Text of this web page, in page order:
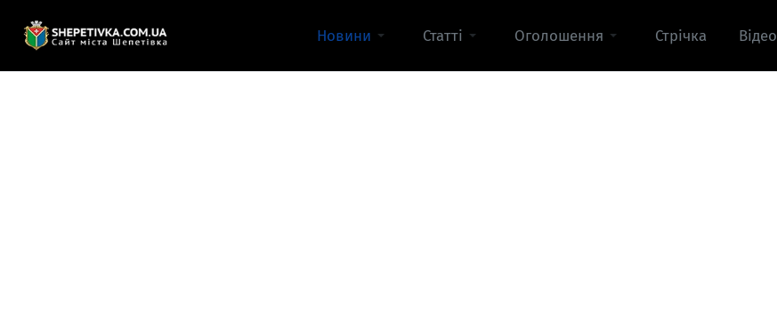
Новини Статті Оголошення Стрічка Відео